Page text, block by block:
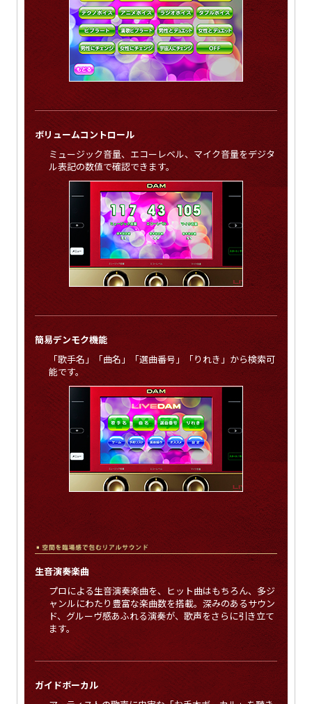
ボリュームコントロール
ミュージック音量、エコーレベル、マイク音量をデジタ
ル表記の数値で確認できます。
簡易デンモク機能
「歌手名」「曲名」「選曲番号」「りれき」から検索可
能です。
生音演奏楽曲
プロによる生音演奏楽曲を、ヒット曲はもちろん、多ジ
ャンルにわたり豊富な楽曲数を搭載。深みのあるサウン
ド、グルーヴ感あふれる演奏が、歌声をさらに引き立て
ます。
ガイドボーカル